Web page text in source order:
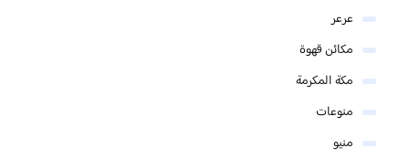
عرعر
مكائن قهوة
مكة المكرمة
منوعات
منيو